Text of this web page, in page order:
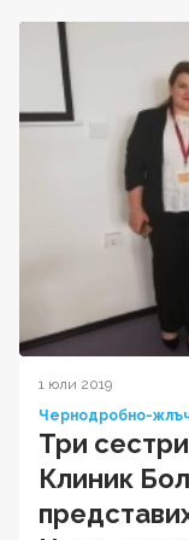
1 юли 2019
Чернодробно-
Три
Клиник